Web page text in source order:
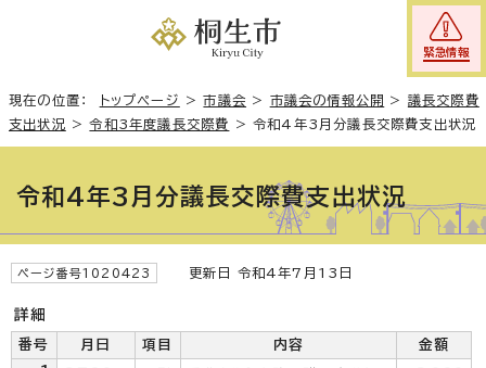
緊急情報
現在の位置： トップページ >市議会 > 市議会の情報公開 > 議長交際費
支出状況
>令和3年度議長交際費 >令和4年3月分議長交際費支出状況
令和4年3月分議長交際費支出状況
ページ番号1020423 更新日 令和4年7月13日
詳細
番号 月日 項目 内容
金額